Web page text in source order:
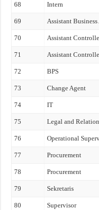
68 Intern
69 Assistant
70 Assistant
71 Assistant
72 BPS
73 Change Agent
74 IT
75 Legal and
76 Operational
77 Procurement
78 Procurement
79 Sekretaris
80 Supervisor